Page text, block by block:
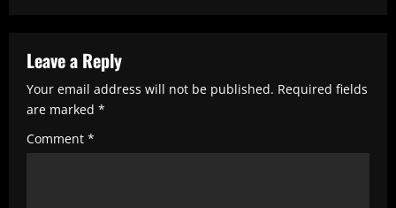
R
e
a
d
Leave a Reply
Your email address will not be published. Required fields
are marked *
Comment *